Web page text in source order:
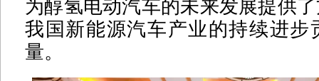
为醇氢电动汽车的未来发展提供
我国新能源汽车产业的持续进步
量。